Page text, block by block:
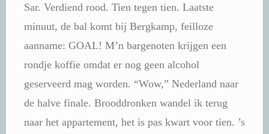
Sar. Verdiend rood. Tien tegen tien. Laatste
minuut, de bal komt bij Bergkamp, feilloze
aanname: GOAL! M’n bargenoten krijgen een
rondje koffie omdat er nog geen alcohol
geserveerd mag worden. “Wow,” Nederland naar
de halve finale. Brooddronken wandel ik terug
naar het appartement, het is pas kwart voor tien. ’s